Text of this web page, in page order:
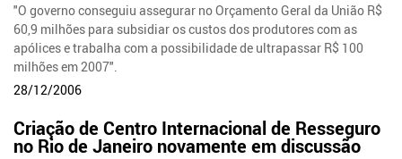
"O governo conseguiu assegurar no Orçamento Geral da União R$
60,9 milhões para subsidiar os custos dos produtores com as
apólices e trabalha com a possibilidade de ultrapassar R$ 100
milhões em 2007".
28/12/2006
Criação de Centro Internacional de Resseguro
no Rio de Janeiro novamente em discussão